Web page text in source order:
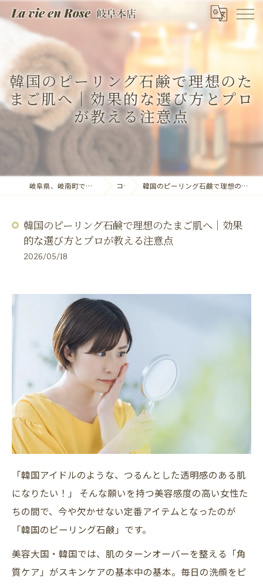
韓国のピーリング石鹸で理想のた
まご肌へ｜効果的な選び方とプロ
が教える注意点
岐阜県、岐南町でエステならLa vie en Rose 岐阜本店 コラム 韓国のピーリング石鹸で理想のたまご肌へ｜効果的な選び方とプロが教える注意点
韓国のピーリング石鹸で理想のたまご肌へ｜効果
的な選び方とプロが教える注意点
2026/05/18
「韓国アイドルのような、つるんとした透明感のある肌
になりたい！」 そんな願いを持つ美容感度の高い女性た
ちの間で、今や欠かせない定番アイテムとなったのが
「韓国のピーリング石鹸」です。
美容大国・韓国では、肌のターンオーバーを整える「角
質ケア」がスキンケアの基本中の基本。毎日の洗顔をピ